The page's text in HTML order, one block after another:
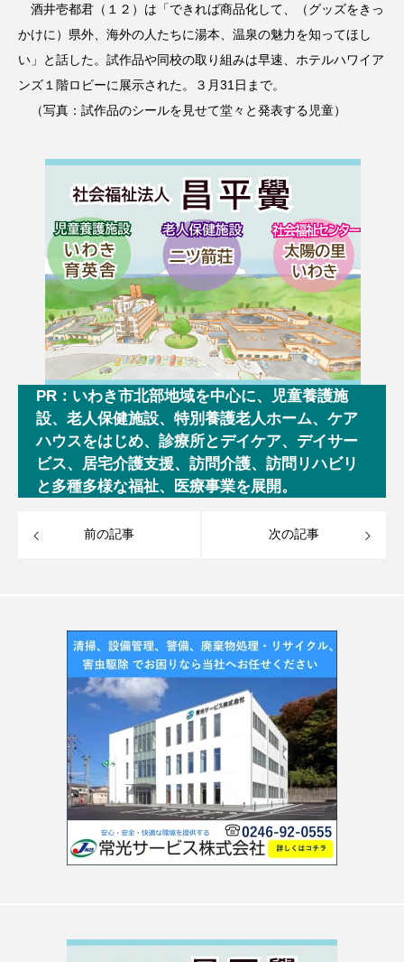
酒井壱都君（１２）は「できれば商品化して、（グッズをきっ
かけに）県外、海外の人たちに湯本、温泉の魅力を知ってほし
い」と話した。試作品や同校の取り組みは早速、ホテルハワイア
ンズ１階ロビーに展示された。３月31日まで。
（写真：試作品のシールを見せて堂々と発表する児童）
PR：いわき市北部地域を中心に、児童養護施
設、老人保健施設、特別養護老人ホーム、ケア
ハウスをはじめ、診療所とデイケア、デイサー
ビス、居宅介護支援、訪問介護、訪問リハビリ
と多種多様な福祉、医療事業を展開。
前の記事 次の記事